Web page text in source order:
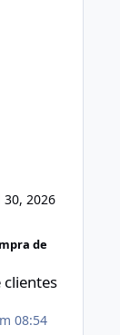
30, 2026
de
08:54